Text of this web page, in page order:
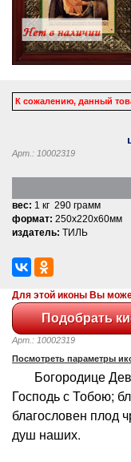
К сожалению, данный
Арт.: 10002319
вес: 1 кг 290 грамм
формат: 250x220x60мм
издатель: ТИЛЬ
Для этой иконы Вы
Арт.: 10002319
Посмотреть параметры
Богородице
Господь с Тобою;
благословен плод
душ наших.